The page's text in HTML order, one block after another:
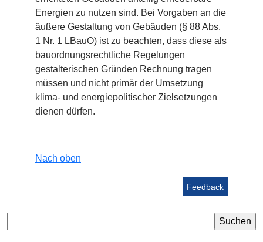
Energien zu nutzen sind. Bei Vorgaben an die
äußere Gestaltung von Gebäuden (§ 88 Abs.
1 Nr. 1 LBauO) ist zu beachten, dass diese als
bauordnungsrechtliche Regelungen
gestalterischen Gründen Rechnung tragen
müssen und nicht primär der Umsetzung
klima- und energiepolitischer Zielsetzungen
dienen dürfen.
Nach oben
Feedback